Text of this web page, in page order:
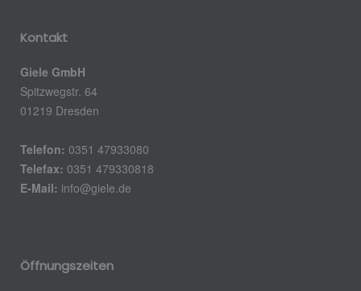
Kontakt
Giele GmbH
Spitzwegstr. 64
01219 Dresden
Telefon: 0351 47933080
Telefax: 0351 479330818
E-Mail: info@giele.de
Öffnungszeiten